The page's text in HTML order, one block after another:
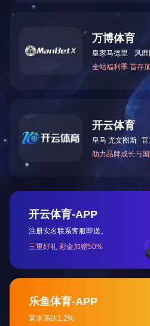
最大加工长度：无限长
机床尺寸（长、宽、高）：
上一篇：
MB4023G4-7四面木工刨床
下一篇：
MH12000重型木屋防开裂卧
About
公司简介
企业文化